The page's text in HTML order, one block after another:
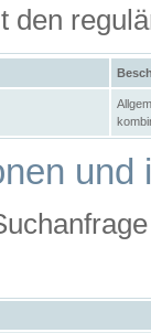
den
und